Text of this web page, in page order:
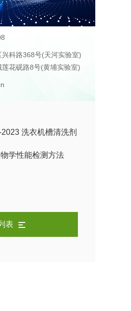
科路368号(天河实验室)
花砚路8号(黄埔实验室)
洗衣机槽清洗剂
标准
学性能检测方法
表